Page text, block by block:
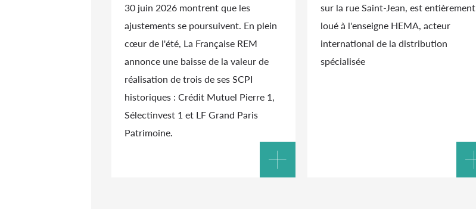
30 juin 2026 montrent que les
ajustements se poursuivent. En plein
cœur de l'été, La Française REM
annonce une baisse de la valeur de
réalisation de trois de ses SCPI
historiques : Crédit Mutuel Pierre 1,
Sélectinvest 1 et LF Grand Paris
Patrimoine.
sur la rue Saint-Jean, est entièrement
loué à l'enseigne HEMA, acteur
international de la distribution
spécialisée